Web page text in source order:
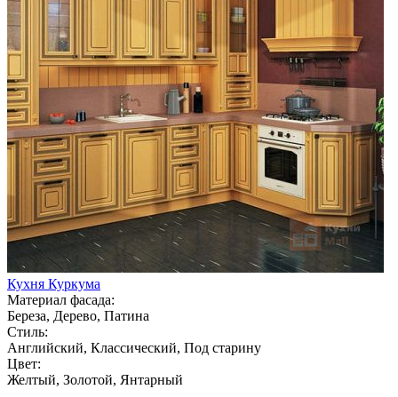
Кухня Куркума
Материал фасада:
Береза, Дерево, Патина
Стиль:
Английский, Классический, Под старину
Цвет:
Желтый, Золотой, Янтарный